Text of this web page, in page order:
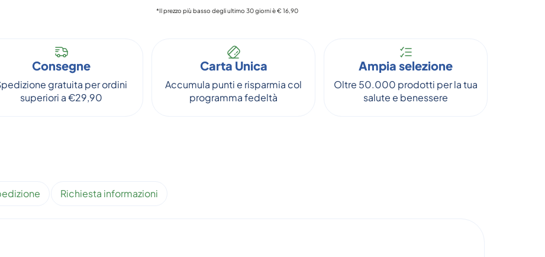
*Il prezzo più basso degli ultimo 30 giorni è € 16,90
Consegne
gratuita per ordini
superiori a €29,90
Carta Unica
Accumula punti e risparmia col
programma fedeltà
Ampia selezione
Oltre 50.000 prodotti per la tua
salute e benessere
Richiesta informazioni